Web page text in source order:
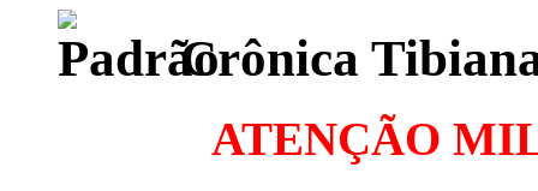
Crônica
ATENÇÃO